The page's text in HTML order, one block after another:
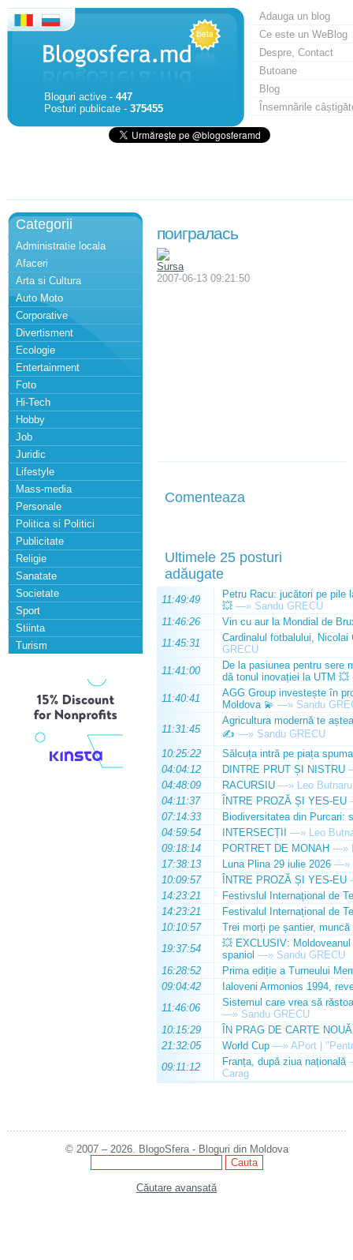
Bloguri active - 447
Posturi publicate - 375455
Adauga un blog
Ce este un WeBlog
Despre, Contact
Butoane
Blog
Însemnările
Categorii
Administratie locala
Afaceri
Arta si Cultura
Auto Moto
Corporative
Divertisment
Ecologie
Entertainment
Foto
Hi-Tech
Hobby
Job
Juridic
Lifestyle
Mass-media
Personale
Politica si Politici
Publicitate
Religie
Sanatate
Societate
Sport
Stiinta
Turism
поигралась
Sursa
2007-06-13 09:21:50
Comenteaza
Ultimele 25 posturi
adăugate
11:49:49
Petru Racu: jucători pe pile
💥 —» Sandu GRECU
11:46:26
Vin cu aur la Mondial de
11:45:31
Cardinalul fotbalului,
GRECU
11:41:00
De la pasiunea pentru sere
dă tonul inovației la UTM 💥
11:40:41
AGG Group investește în
Moldova 💫 —» Sandu
11:31:45
Agricultura modernă te
✍️ —» Sandu GRECU
10:25:22
Sălcuța intră pe piața
04:04:12
DINTRE PRUT ȘI NISTRU
04:48:09
RACURSIU —» Leo Butnaru
04:11:37
ÎNTRE PROZĂ ȘI YES-EU
07:14:33
Biodiversitatea din Purcari:
04:59:54
INTERSECȚII —» Leo
09:18:14
PORTRET DE MONAH —»
17:38:13
Luna Plina 29 iulie 2026 —»
10:09:57
ÎNTRE PROZĂ ȘI YES-EU
14:23:21
Festivslul Internațional de
14:23:21
Festivalul Internațional de
10:10:57
Trei morți pe șantier, muncă
19:37:54
💥 EXCLUSIV:
spaniol —» Sandu GRECU
16:28:52
Prima ediție a Turneului
09:04:42
Ialoveni Armonios 1994,
11:46:06
Sistemul care vrea să
—» Sandu GRECU
10:15:29
ÎN PRAG DE CARTE NOUĂ
21:32:05
World Cup —» APort |
09:11:12
Franța, după ziua națională
Carag
© 2007 – 2026. BlogoSfera - Bloguri din Moldova
Căutare avansată